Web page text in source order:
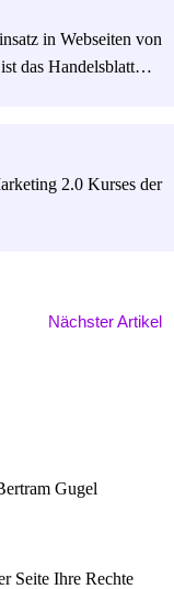
in Webseiten von
das Handelsblatt…
2.0 Kurses der
Nächster Artikel
Gugel
Seite Ihre Rechte